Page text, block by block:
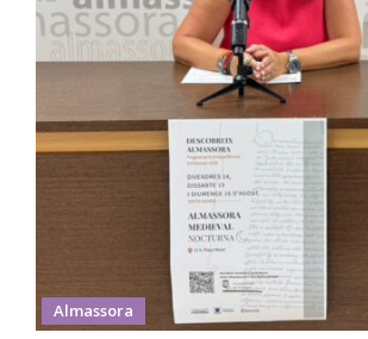
Almassora